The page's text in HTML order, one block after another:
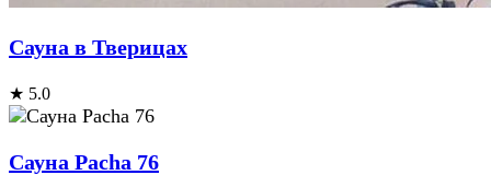
Сауна в Тверицах
★ 5.0
Сауна Pacha 76